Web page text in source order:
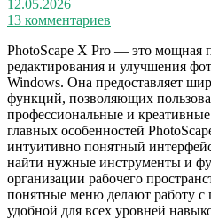
12.05.2026
13 комментариев
PhotoScape X Pro — это мощная
редактирования и улучшения
Windows. Она предоставляет
функций, позволяющих
профессиональные и
главных особенностей
интуитивно понятный
найти нужные инструменты и
организации рабочего
понятные меню делают работу с
удобной для всех уровней